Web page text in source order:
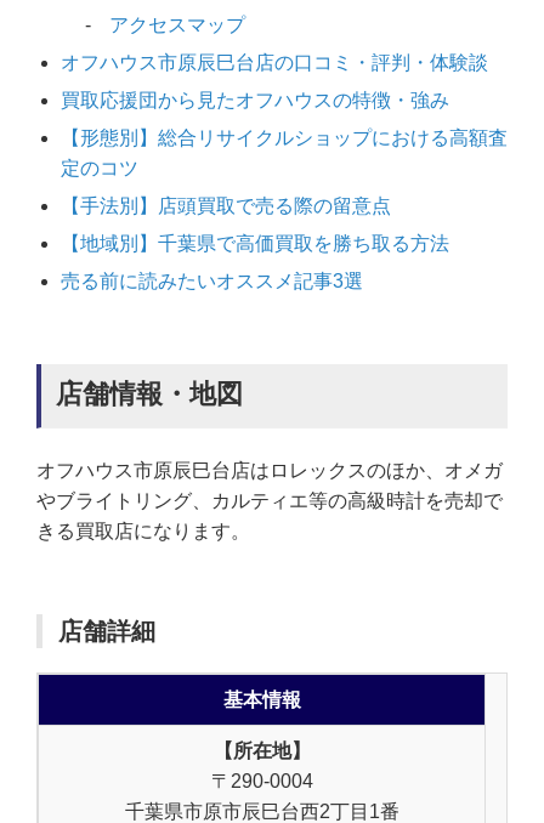
アクセスマップ
オフハウス市原辰巳台店の口コミ・評判・体験談
買取応援団から見たオフハウスの特徴・強み
【形態別】総合リサイクルショップにおける高額査
定のコツ
【手法別】店頭買取で売る際の留意点
【地域別】千葉県で高価買取を勝ち取る方法
売る前に読みたいオススメ記事3選
店舗情報・地図
オフハウス市原辰巳台店はロレックスのほか、オメガ
やブライトリング、カルティエ等の高級時計を売却で
きる買取店になります。
店舗詳細
基本情報
【所在地】
〒290-0004
千葉県市原市辰巳台西2丁目1番